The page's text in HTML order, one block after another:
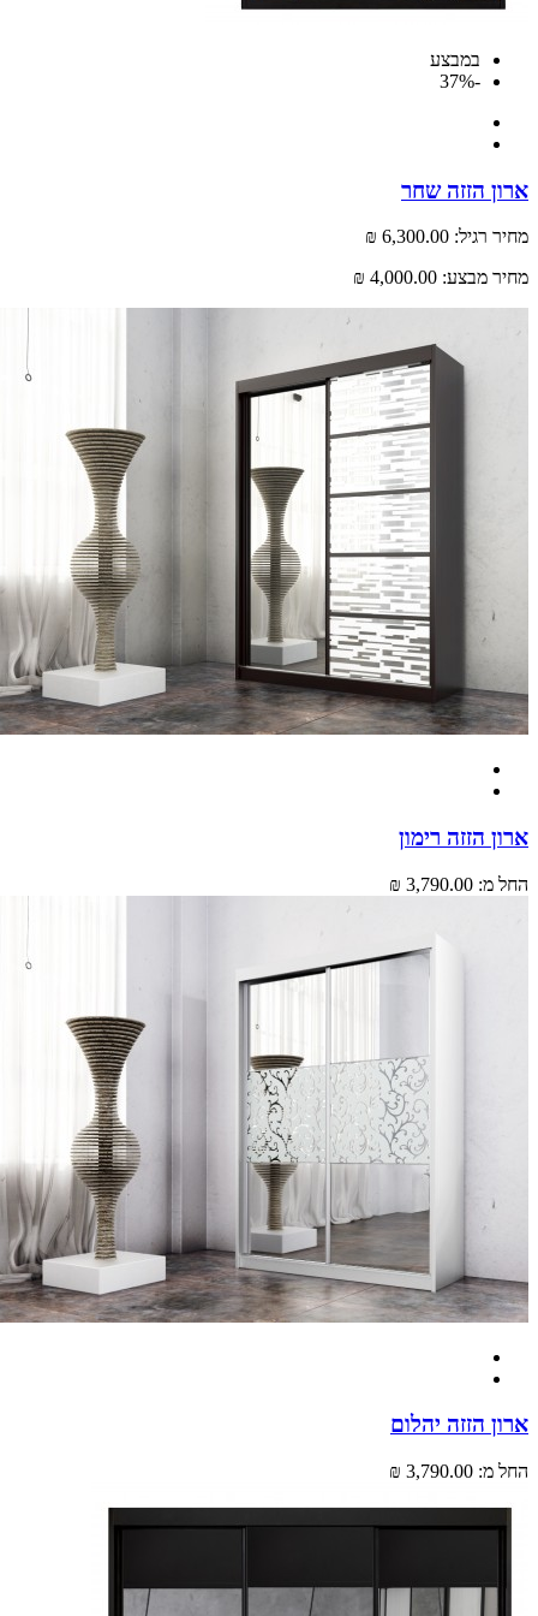
במבצע
הזזה שחר
רגיל: 6,300.00 ₪
מבצע: 4,000.00 ₪
הזזה רימון
מ: 3,790.00 ₪
הזזה יהלום
מ: 3,790.00 ₪